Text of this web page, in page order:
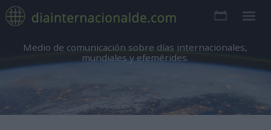
Medio de comunicación sobre días internacionales,
mundiales y efemérides.